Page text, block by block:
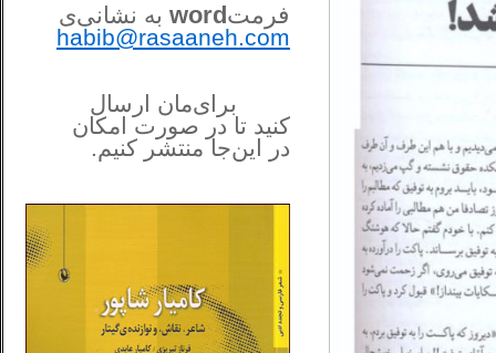
فرمتword به نشانی‌ی
habib@rasaaneh.com
برای‌مان ارسال
کنید تا در صورت امکان
در این‌جامنتشر کنیم.